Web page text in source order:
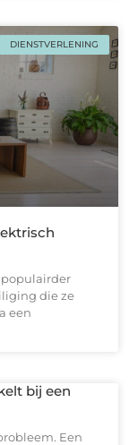
DIENSTVERLENING
populairder
die ze
een
bij een
Een